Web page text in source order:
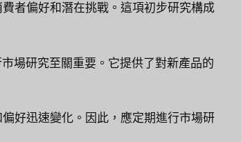
者偏好和潛在挑戰。這項初步研究構成
場研究至關重要。它提供了對新產品的
好迅速變化。因此，應定期進行市場研